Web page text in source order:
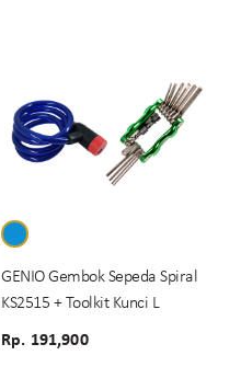
GENIO Gembok Sepeda Spiral
KS2515 + Toolkit Kunci L
Rp. 191,900